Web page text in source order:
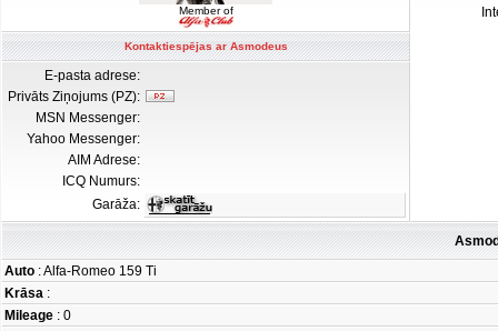
Member of
Kontaktiespējas ar Asmodeus
E-pasta adrese:
Privāts Ziņojums (PZ):
MSN Messenger:
Yahoo Messenger:
AIM Adrese:
ICQ Numurs:
Garāža:
Auto : Alfa-Romeo 159 Ti
Krāsa :
Mileage : 0